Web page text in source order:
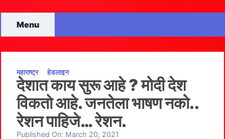
Menu
महाराष्ट्र हेडलाइन
देशात काय सुरू आहे ? मोदी देश
विकतो आहे. जनतेला भाषण नको..
रेशन पाहिजे… रेशन.
Published On: March 20, 2021